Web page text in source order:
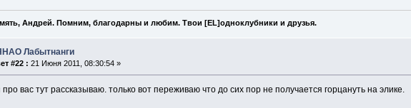
Андрей. Помним, благодарны и любим. Твои [EL]одноклубники и друзья.
Лабытнанги
#22 : 21 Июня 2011, 08:30:54 »
про вас тут рассказываю. только вот переживаю что до сих пор не получается горцануть на элике.